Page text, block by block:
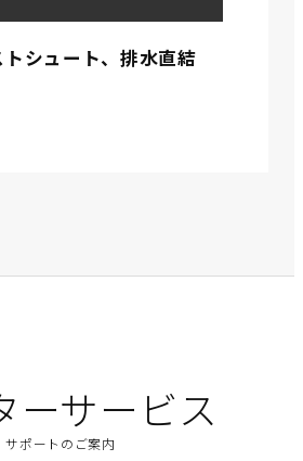
トシュート、排水直結
ーサービス
サポートのご案内